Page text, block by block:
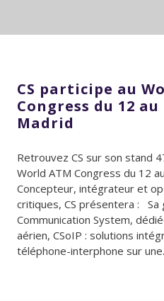
CS participe au
Congress du 12 au
Madrid
Retrouvez CS sur son stand
World ATM Congress du 12
Concepteur, intégrateur et
critiques, CS présentera : Sa
Communication System,
aérien, CSoIP : solutions
téléphone-interphone sur